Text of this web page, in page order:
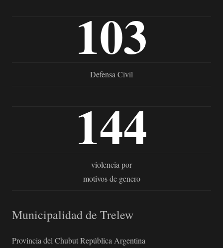
103
Defensa Civil
144
violencia por
motivos de genero
Municipalidad de Trelew
Provincia del Chubut República Argentina